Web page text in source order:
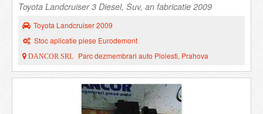
Toyota Landcruiser 3 Diesel, Suv, an fabricatie 2009
Toyota Landcruiser 2009
Stoc aplicatie piese Eurodemont
DANCOR SRL Parc dezmembrari auto Ploiesti, Prahova